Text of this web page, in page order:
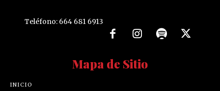
Teléfono: 664 681 6913
Mapa de Sitio
INICIO